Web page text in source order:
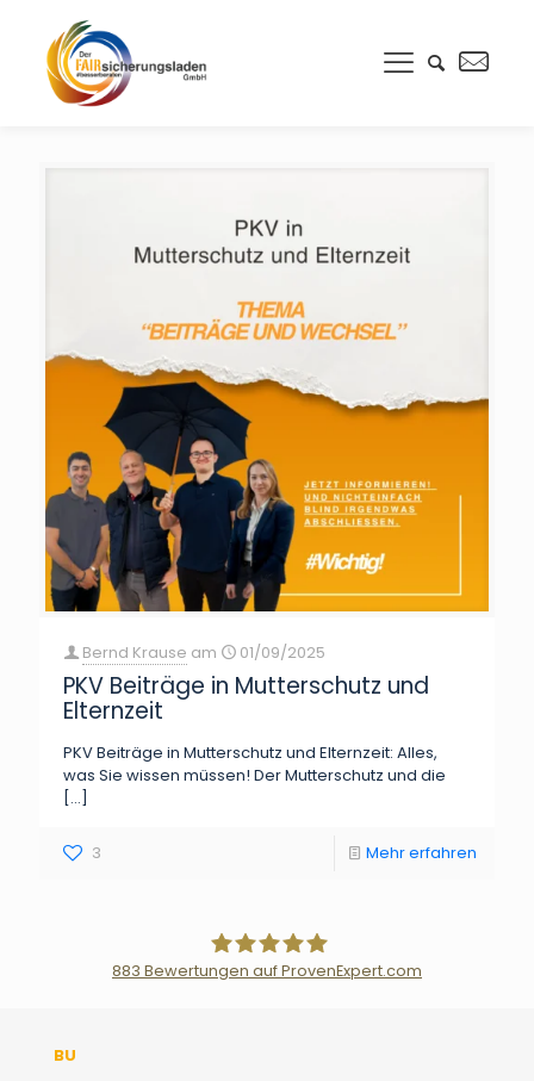
Bernd Krause am 01/09/2025
PKV Beiträge in Mutterschutz und
Elternzeit
PKV Beiträge in Mutterschutz und Elternzeit: Alles,
was Sie wissen müssen! Der Mutterschutz und die
[…]
3 Mehr erfahren
883 Bewertungen auf ProvenExpert.com
BU